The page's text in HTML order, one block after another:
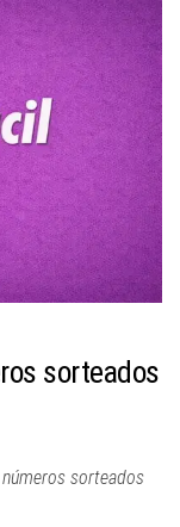
sorteados
sorteados